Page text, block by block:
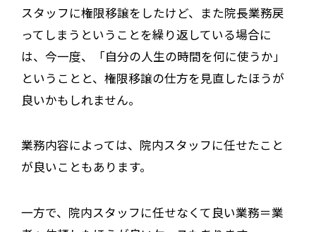
スタッフに権限移譲をしたけど、また院長業務戻
ってしまうということを繰り返している場合に
は、今一度、「自分の人生の時間を何に使うか」
ということと、権限移譲の仕方を見直したほうが
良いかもしれません。
業務内容によっては、院内スタッフに任せたこと
が良いこともあります。
一方で、院内スタッフに任せなくて良い業務＝業